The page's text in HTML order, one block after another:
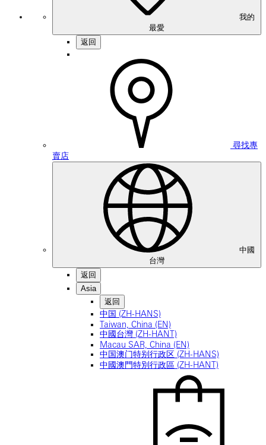
最愛
返回
尋找專
賣店
中國
台灣
返回
Asia
返回
中国 (ZH-HANS)
Taiwan, China (EN)
中國台灣 (ZH-HANT)
Macau SAR, China (EN)
中国澳门特别行政区 (ZH-HANS)
中國澳門特別行政區 (ZH-HANT)